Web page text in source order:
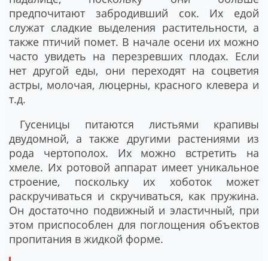
предпочитают забродивший сок. Их едой
служат сладкие выделения растительности, а
также птичий помет. В начале осени их можно
часто увидеть на перезревших плодах. Если
нет другой еды, они переходят на соцветия
астры, молочая, люцерны, красного клевера и
т.д.
Гусеницы питаются листьями крапивы
двудомной, а также другими растениями из
рода чертополох. Их можно встретить на
хмеле. Их ротовой аппарат имеет уникальное
строение, поскольку их хоботок может
раскручиваться и скручиваться, как пружина.
Он достаточно подвижный и эластичный, при
этом приспособлен для поглощения объектов
пропитания в жидкой форме.